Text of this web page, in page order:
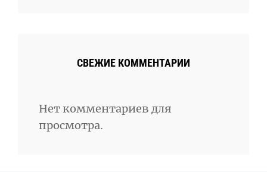
СВЕЖИЕ КОММЕНТАРИИ
Нет комментариев для
просмотра.